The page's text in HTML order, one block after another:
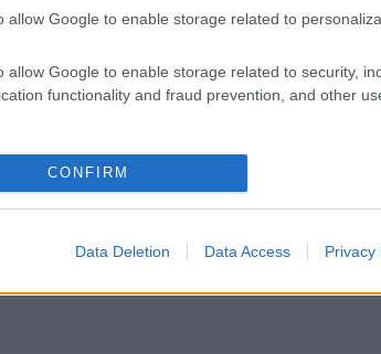
allow Google to enable storage related to
allow Google to enable storage related to security,
functionality and fraud prevention, and other
CONFIRM
Data Deletion Data Access Privacy
στο πλαίσιο επιδοτούμενων
ΕΘΝΟΣ θα παρεμβαίνει και τα προσβλητικά σχόλια θα